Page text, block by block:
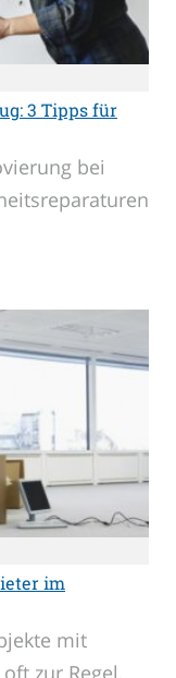
3 Tipps für
bei
im
mit